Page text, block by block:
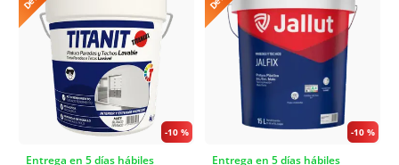
-10 %
Entrega en 5 días hábiles
-10 %
Entrega en 5 días hábiles